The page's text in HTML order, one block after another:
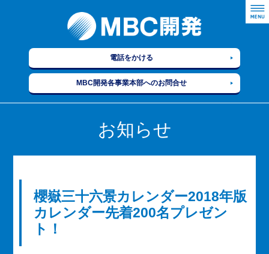
電話をかける
MBC開発各事業本部へのお問合せ
お知らせ
櫻嶽三十六景カレンダー2018年版
カレンダー先着200名プレゼン
ト！